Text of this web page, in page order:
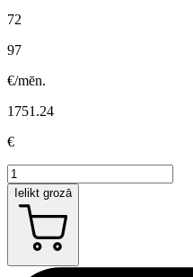
72
97
€/mēn.
1751.24
€
Ielikt grozā